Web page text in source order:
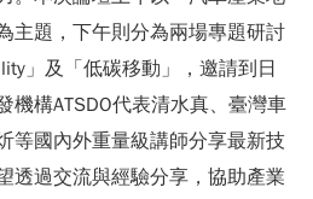
主題，下午則分為兩場專題研討
」及「低碳移動」，邀請到日
機構ATSDO代表清水真、臺灣車
等國內外重量級講師分享最新技
透過交流與經驗分享，協助產業